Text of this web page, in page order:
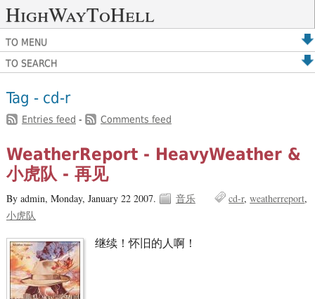
HighWayToHell
TO MENU
TO SEARCH
Tag - cd-r
Entries feed - Comments feed
WeatherReport - HeavyWeather &
小虎队 - 再见
By admin, Monday, January 22 2007. 音乐 cd-r weatherreport
小虎队
继续！怀旧的人啊！